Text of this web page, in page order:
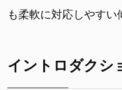
も柔軟に対応しやすい
イントロダクシ